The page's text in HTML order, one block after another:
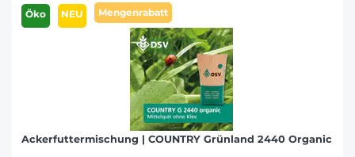
Öko NEU Mengenrabatt
Ackerfuttermischung | COUNTRY Grünland 2440 Organic